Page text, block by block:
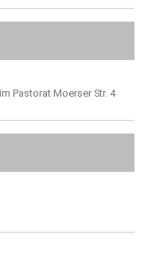
Pastorat Moerser Str. 4